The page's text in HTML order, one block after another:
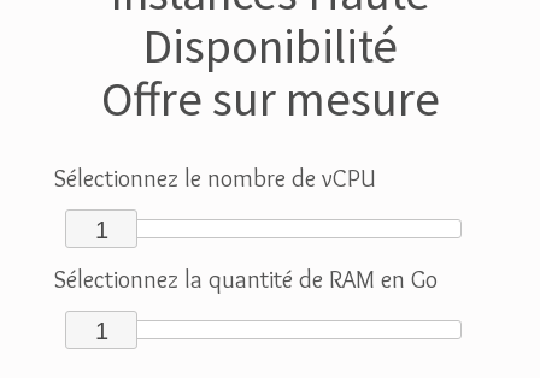
Disponibilité
Offre sur mesure
Sélectionnez le nombre de vCPU
1
Sélectionnez la quantité de RAM en Go
1